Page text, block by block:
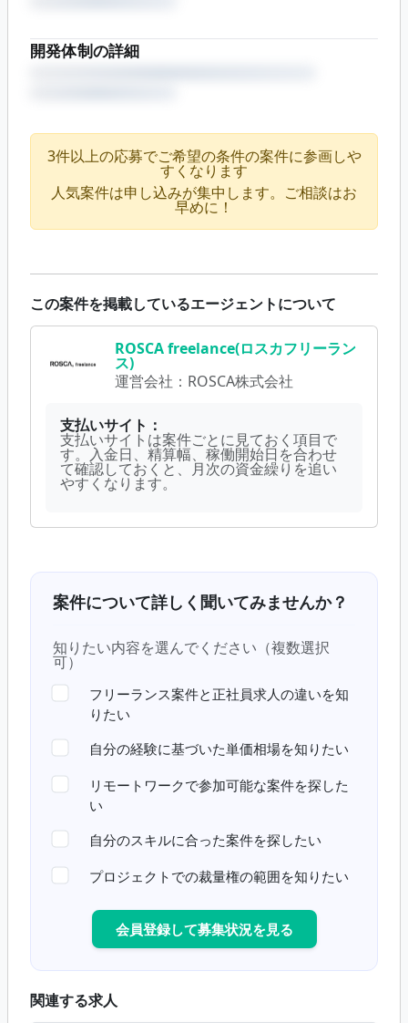
開発体制の詳細
3件以上の応募でご希望の条件の案件に参画しや
すくなります
人気案件は申し込みが集中します。ご相談はお
早めに！
この案件を掲載しているエージェントについて
ROSCA freelance(ロスカフリーラン
ス)
運営会社： ROSCA株式会社
支払いサイト：
支払いサイトは案件ごとに見ておく項目で
す。入金日、精算幅、稼働開始日を合わせ
て確認しておくと、月次の資金繰りを追い
やすくなります。
案件について詳しく聞いてみませんか？
知りたい内容を選んでください（複数選択
可）
フリーランス案件と正社員求人の違いを知
りたい
自分の経験に基づいた単価相場を知りたい
リモートワークで参加可能な案件を探した
い
自分のスキルに合った案件を探したい
プロジェクトでの裁量権の範囲を知りたい
会員登録して募集状況を見る
関連する求人